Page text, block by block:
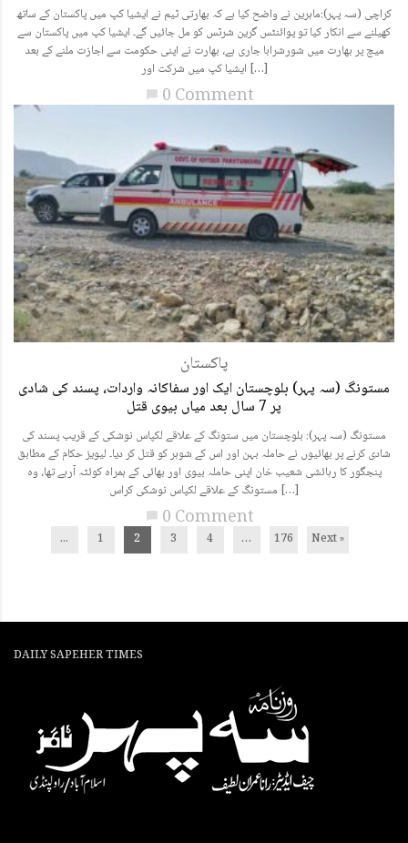
کراچی (سہ پہر):ماہرین نے واضح کیا ہے کہ بھارتی ٹیم نے ایشیا کپ میں پاکستان کے ساتھ
کھیلنے سے انکار کیا تو پوائنٹس گرین شرٹس کو مل جائیں گے۔ ایشیا کپ میں پاکستان سے
میچ پر بھارت میں شورشرابا جاری ہے، بھارت نے اپنی حکومت سے اجازت ملنے کے بعد
ایشیا کپ میں شرکت اور […]
chat_bubble 0 Comment
پاکستان
مستونگ (سہ پہر) بلوچستان ایک اور سفاکانہ واردات، پسند کی شادی
پر 7 سال بعد میاں بیوی قتل
مستونگ (سہ پہر): بلوچستان میں ستونگ کے علاقے لکپاس نوشکی کے قریب پسند کی
شادی کرنے پر بھائیوں نے حاملہ بہن اور اس کے شوہر کو قتل کر دیا۔ لیویز حکام کے مطابق
پنجگور کا رہائشی شعیب خان اپنی حاملہ بیوی اور بھائی کے ہمراہ کوئٹہ آرہے تھا، وہ
مستونگ کے علاقے لکپاس نوشکی کراس […]
chat_bubble 0 Comment
... 1 2 3 4 … 176 Next »
DAILY SAPEHER TIMES